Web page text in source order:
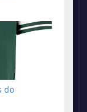
do